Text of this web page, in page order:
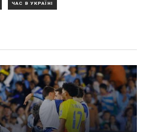
ЧАС В УКРАЇНІ